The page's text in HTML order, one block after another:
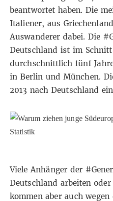
beantwortet haben. Die
Italiener, aus
Auswanderer dabei. Die
Deutschland ist im
durchschnittlich fünf
in Berlin undMünchen.
2013 nach Deutschland
Viele Anhänger der
Deutschland arbeiten
kommen aber auch